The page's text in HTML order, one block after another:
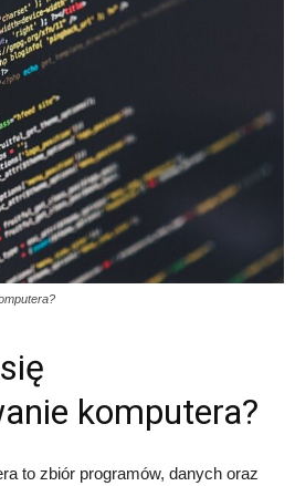
komputera?
to zbiór programów, danych oraz